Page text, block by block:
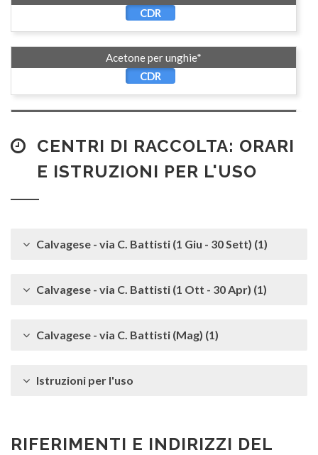
CDR
Acetone per unghie*
CDR
CDR
Agenda (senza copertina plastificata)
S
Albero di Natale (vivo)
CENTRI DI RACCOLTA: ORARI
E ISTRUZIONI PER L'USO
Calvagese - via C. Battisti (1 Giu - 30 Sett) (1)
Calvagese - via C. Battisti (1 Ott - 30 Apr) (1)
Calvagese - via C. Battisti (Mag) (1)
Istruzioni per l'uso
RIFERIMENTI E INDIRIZZI DEL